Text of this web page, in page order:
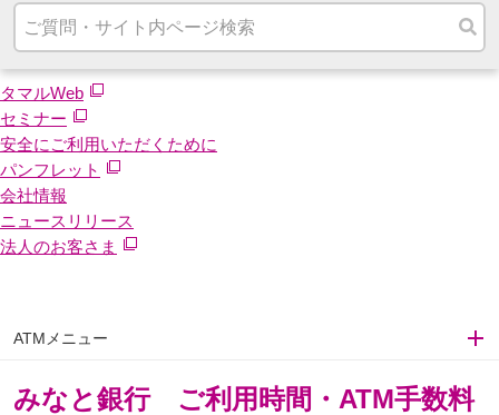
タマルWeb
セミナー
安全にご利用いただくために
パンフレット
会社情報
ニュースリリース
法人のお客さま
ATMメニュー
みなと銀行 ご利用時間・ATM手数料